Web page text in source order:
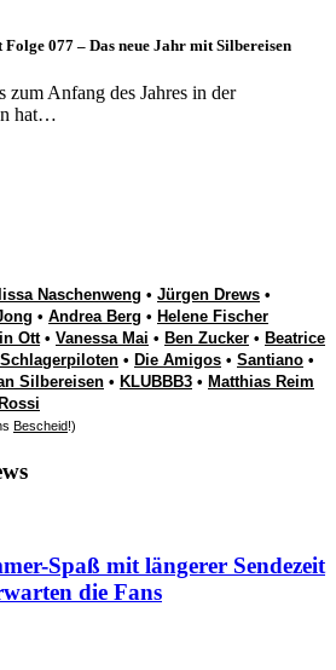
077 – Das neue Jahr mit Silbereisen
zum Anfang des Jahres in der
hat…
Naschenweng • Jürgen Drews •
• Andrea Berg • Helene Fischer
Ott• Vanessa Mai • Ben Zucker • Beatrice
• Die Amigos • Santiano •
Silbereisen • KLUBBB3 • Matthias Reim
Bescheid!)
Spaß mit längerer Sendezeit
die Fans